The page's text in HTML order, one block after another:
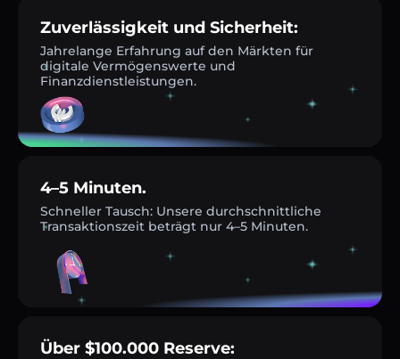
Zuverlässigkeit und Sicherheit:
Jahrelange Erfahrung auf den Märkten für
digitale Vermögenswerte und
Finanzdienstleistungen.
4–5 Minuten.
Schneller Tausch: Unsere durchschnittliche
Transaktionszeit beträgt nur 4–5 Minuten.
Über $100.000 Reserve: